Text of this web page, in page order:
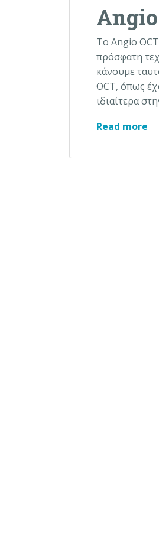
Το Angio
πρόσφατη
κάνουμε
OCT, όπως
ιδιαίτερα
Read more